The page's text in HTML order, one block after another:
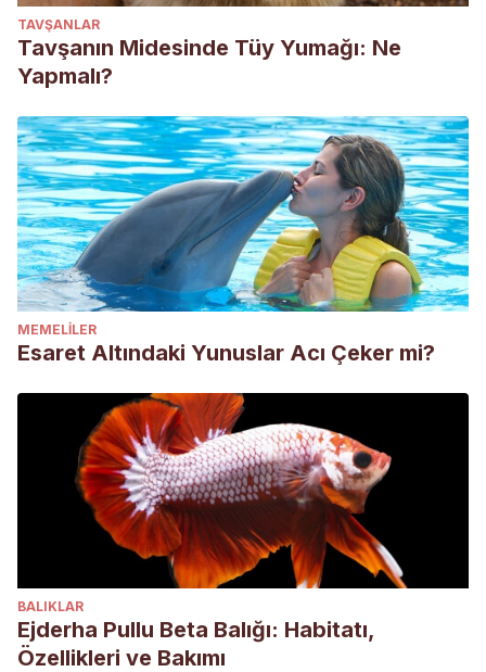
TAVŞANLAR
Tavşanın Midesinde Tüy Yumağı: Ne
Yapmalı?
MEMELILER
Esaret Altındaki Yunuslar Acı Çeker mi?
BALIKLAR
Ejderha Pullu Beta Balığı: Habitatı,
Özellikleri ve Bakımı